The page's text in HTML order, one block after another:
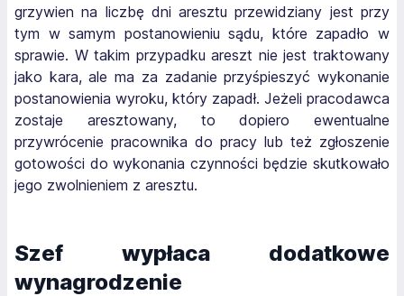
grzywien na liczbę dni aresztu przewidziany jest przy
tym w samym postanowieniu sądu, które zapadło w
sprawie. W takim przypadku areszt nie jest traktowany
jako kara, ale ma za zadanie przyśpieszyć wykonanie
postanowienia wyroku, który zapadł. Jeżeli pracodawca
zostaje aresztowany, to dopiero ewentualne
przywrócenie pracownika do pracy lub też zgłoszenie
gotowości do wykonania czynności będzie skutkowało
jego zwolnieniem z aresztu.
Szef wypłaca dodatkowe
wynagrodzenie